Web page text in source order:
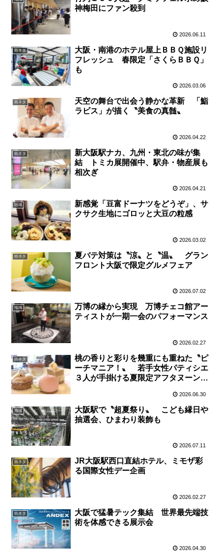
神梅田にファン殺到
2026.06.11
街ネタ
大阪・南港のホテル屋上ＢＢＱ施設リ
フレッシュ 春限定「さくらＢＢＱ」
も
2026.03.06
街ネタ
天空の舞台で出会う静かな革新 「鮨
ラビス」が描く〝美食の真髄〟
2026.04.22
街ネタ
新大阪駅ナカ、九州・東北の味が集
結 トミカ展開催中、駅弁・物産展も
相次ぎ
2026.04.21
地域
新感覚「豆富ドーナツをどうぞ」、サ
クサク生地にゴロッと大豆の粒感
2026.03.02
街ネタ
夏バテ対策は〝涼〟と〝温〟 グラン
フロント大阪で限定グルメフェア
2026.07.02
地域
万博の縁から実現 万博チェコ館アー
ティストが一期一会のパフォーマンス
2026.02.27
街ネタ
桃の香りと彩りを幾重にも重ねた〝ピ
ーチマニア！〟 若手女性パティシエ
３人が手掛ける夏限定アフタヌーンテ
2026.06.30
地域
大阪駅で〝超夏祭り〟 こども縁日や
抽選会、ひまわり装飾も
2026.07.11
街ネタ
JR大阪駅西口直結ホテル、ミモザ彩
る国際女性デー企画
2026.02.27
街ネタ
大阪で猛暑テック集結 世界最先端技
術を体感できる展示会
2026.04.30